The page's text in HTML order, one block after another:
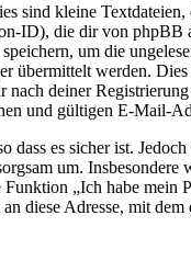
sind kleine
ID), die dir von
um die
übermittelt werden.
deiner
und gültigen E-Mail-
es sicher ist.
um.
„Ich habe
diese Adresse, mit